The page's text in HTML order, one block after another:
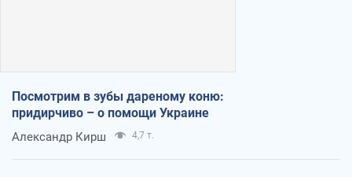
Посмотрим в зубы дареному коню:
придирчиво – о помощи Украине
Александр Кирш 4,7 т.